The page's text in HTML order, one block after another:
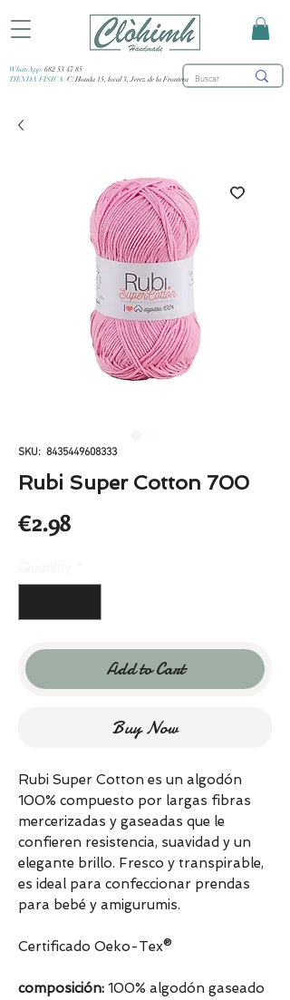
WhatsApp: 682 53 47 85
TIENDA FÍSICA: C/ Honda 15, local 3, Jerez de la Frontera
SKU: 8435449608333
Rubi Super Cotton 700
€2.98Price
Add to Cart
Buy Now
Rubi Super Cotton es un algodón
100% compuesto por largas fibras
mercerizadas y gaseadas que le
confieren resistencia, suavidad y un
elegante brillo. Fresco y transpirable,
es ideal para confeccionar prendas
para bebé y amigurumis.
Certificado Oeko-Tex®
composición: 100% algodón gaseado